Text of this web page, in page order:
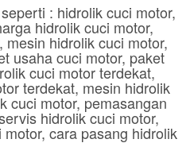
: hidrolik cuci motor,
hidrolik cuci motor,
hidrolik cuci motor,
usaha cuci motor, paket
cuci motor terdekat,
terdekat, mesin hidrolik
cuci motor, pemasangan
hidrolik cuci motor,
cara pasang hidrolik